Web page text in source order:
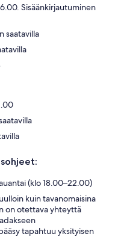
Sisäänkirjautuminen
saatavilla
(klo 18.00–22.00)
kuin tavanomaisina
on otettava yhteyttä
tapahtuu yksityisen